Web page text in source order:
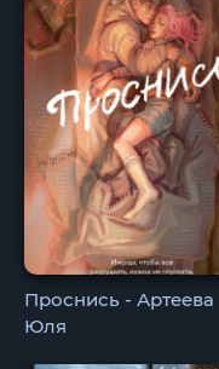
Проснись - Артеева
Юля